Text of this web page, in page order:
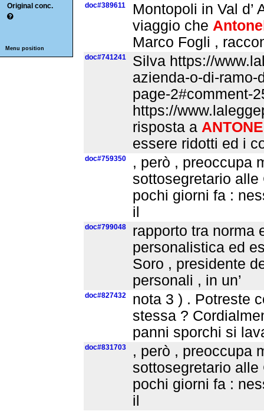
Original conc.
Menu position
doc#389611
Montopoli in Val d’
viaggio che
Marco Fogli ,
doc#741241
Silva https://
azienda-o-di-
page-2#comment-
https://
risposta a
essere ridotti ed i
doc#759350
, però , preoccupa
sottosegretario
pochi giorni fa :
il
doc#799048
rapporto tra norma
personalistica ed
Soro , presidente
personali , in un’
doc#827432
nota 3 ) . Potreste
stessa ?
panni sporchi si
doc#831703
, però , preoccupa
sottosegretario
pochi giorni fa :
il